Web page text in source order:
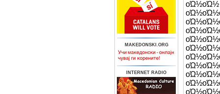
MAKEDONSKI.ORG
INTERNET RADIO